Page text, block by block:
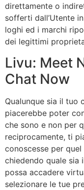
direttamente o
sofferti dall’Utente
loghi ed i marchi
dei legittimi
Livu: Meet
Chat Now
Qualunque sia il tuo
piacerebbe poter
che sono e non per
reciprocamente, ti
conoscesse per
chiedendo quale sia
possa accadere
selezionare le tue